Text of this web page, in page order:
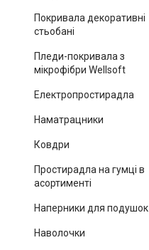
Покривала декоративні
стьобані
Пледи-покривала з
мікрофібри Wellsoft
Електропростирадла
Наматрацники
Ковдри
Простирадла на гумці в
асортименті
Наперники для подушок
Наволочки